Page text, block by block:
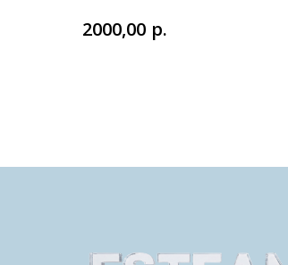
2000,00 р.